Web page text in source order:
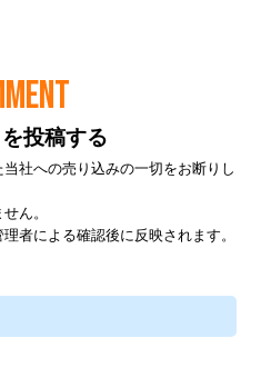
投稿する
社への売り込みの一切をお断りし
ん。
者による確認後に反映されます。